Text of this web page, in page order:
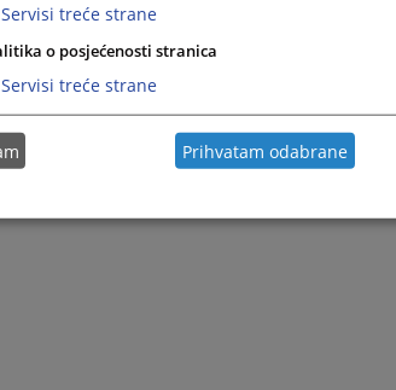
Servisi treće strane
o posjećenosti stranica
Servisi treće strane
Prihvatam odabrane